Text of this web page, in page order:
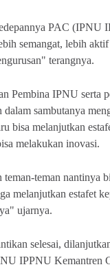
PAC (IPNU
semangat, lebih
terangnya.
Pembina IPNU serta
sambutanya
bisa melanjutkan
melakukan inovasi.
teman nantinya
melanjutkan estafet
ujarnya.
selesai,
IPPNU Kemantren